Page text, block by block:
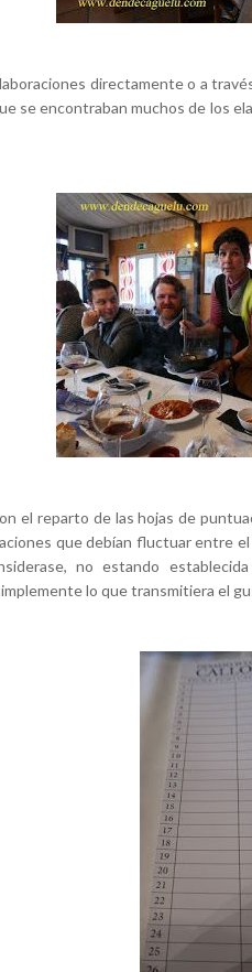
directamente o a
se encontraban muchos de los
el reparto de las hojas de
que debían fluctuar entre
no estando
lo que transmitiera el